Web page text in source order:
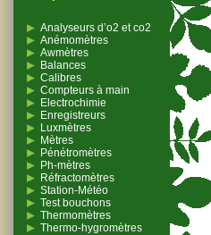
Analyseurs d’o2 et co2
Anémomètres
Awmètres
Balances
Calibres
Compteurs à main
Electrochimie
Enregistreurs
Luxmètres
Mètres
Pénétromètres
Ph-mètres
Réfractomètres
Station-Météo
Test bouchons
Thermomètres
Thermo-hygromètres